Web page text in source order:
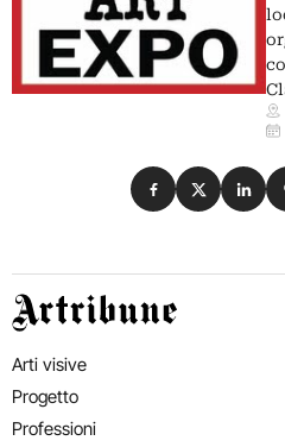
Condividi su
Condividi
Artribune
Arti visive
Progetto
Professioni